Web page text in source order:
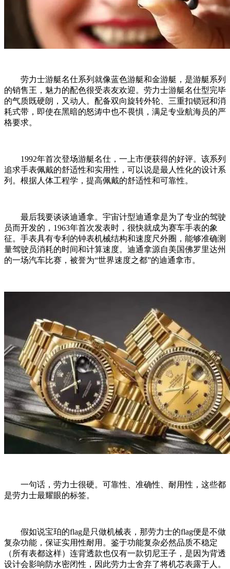
劳力士游艇名仕系列就像蓝色游艇和金游艇，是游艇系列
的销售王，魅力的配色很受表友欢迎。劳力士游艇名仕型完毕
的气质既硬朗，又动人。配备双向旋转外轮、三重扣锁冠和消
耗式带，即使在黑暗的怒涛中也不畏惧，满足专业航海员的严
格要求。
1992年首次登场游艇名仕，一上市便获得的好评。该系列
追求手表佩戴的舒适性和实用性，可以说是最人性化的设计系
列。根据人体工程学，提高佩戴的舒适性和可靠性。
最后我要谈谈迪通拿。宇宙计型迪通拿是为了专业的驾驶
员而开发的，1963年首次发表时，很快就成为赛车手表的象
征。手表具有专利的钟表机械结构和速度尺外圈，能够准确测
量驾驶员消耗的时间和计算速度。迪通拿源自美国佛罗里达州
的一场汽车比赛，被誉为“世界速度之都”的迪通拿市。
一句话，劳力士很硬。可靠性、准确性、耐用性，这些都
是劳力士最耀眼的标签。
假如说宝珀的flag是只做机械表，那劳力士的flag便是不做
复杂功能，保证实用性耐用。鉴于功能复杂必然品质不稳定
（所有表都这样）连背透款也仅有一款切尼王子，是因为背透
设计会影响防水密闭性，因此劳力士舍弃了将机芯表露于人。